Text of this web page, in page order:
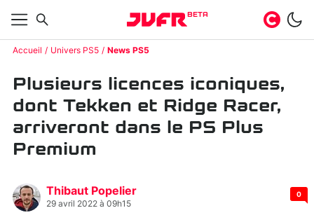
BETA
Accueil Univers PS5 News PS5
Plusieurs licences iconiques,
dont Tekken et Ridge Racer,
arriveront dans le PS Plus
Premium
Thibaut Popelier
29 avril 2022 à 09h15
0